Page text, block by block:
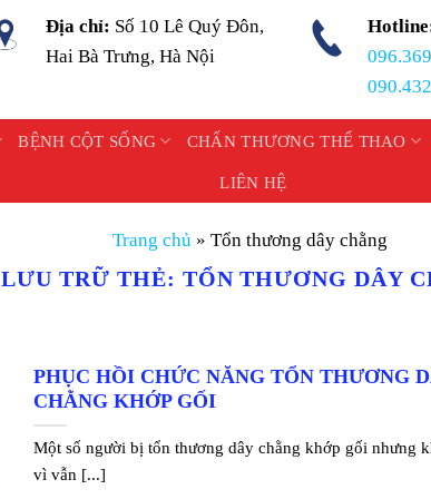
Địa chỉ: Số 10 Lê Quý Đôn,
Hai Bà Trưng, Hà Nội
BỆNH CỘT SỐNG CHẤN THƯƠNG THỂ THAO
LIÊN HỆ
Trang chủ » Tổn thương dây chằng
LƯU TRỮ THẺ: TỔN THƯƠNG DÂY
PHỤC HỒI CHỨC NĂNG TỔN THƯƠNG
CHẰNG KHỚP GỐI
Một số người bị tổn thương dây chằng khớp gối nhưng
vì vẫn [...]